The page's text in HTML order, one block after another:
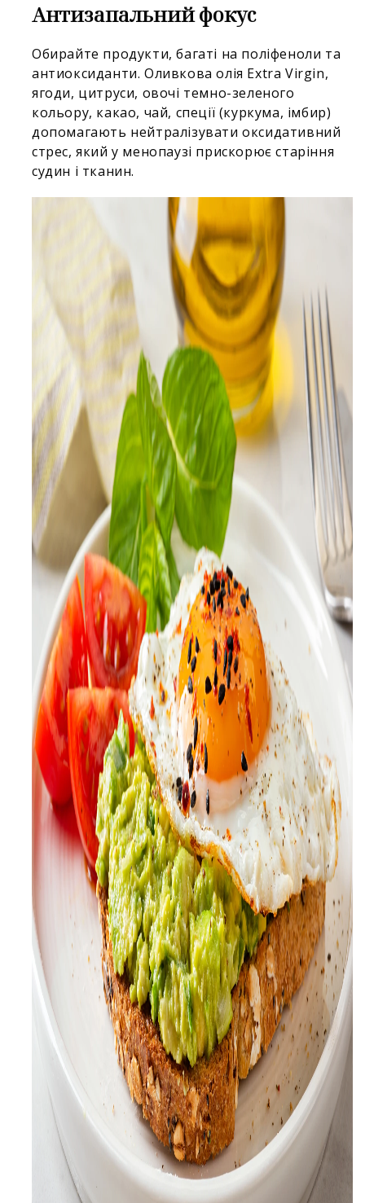
Антизапальний фокус
Обирайте продукти, багаті на поліфеноли та
антиоксиданти. Оливкова олія Extra Virgin,
ягоди, цитруси, овочі темно-зеленого
кольору, какао, чай, спеції (куркума, імбир)
допомагають нейтралізувати оксидативний
стрес, який у менопаузі прискорює старіння
судин і тканин.